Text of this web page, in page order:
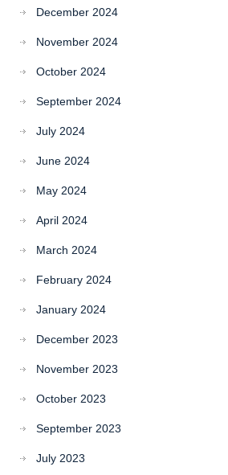
December 2024
November 2024
October 2024
September 2024
July 2024
June 2024
May 2024
April 2024
March 2024
February 2024
January 2024
December 2023
November 2023
October 2023
September 2023
July 2023